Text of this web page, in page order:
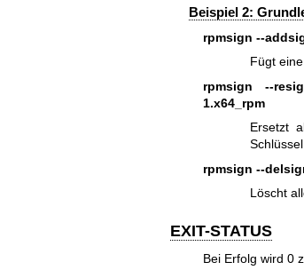
Beispiel 2:
rpmsign --
Fügt
rpmsign --
1.x64_rpm
Ersetzt
rpmsign --
Löscht
EXIT-STATUS
Bei Erfolg wird 0